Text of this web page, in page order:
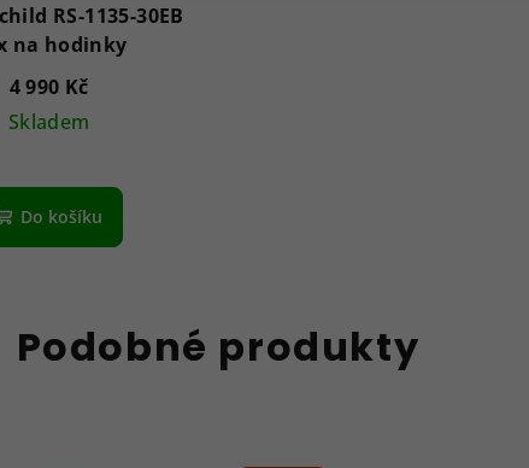
RS-1135-30EB
na hodinky
4 990 Kč
Skladem
Do košíku
Podobné produkty